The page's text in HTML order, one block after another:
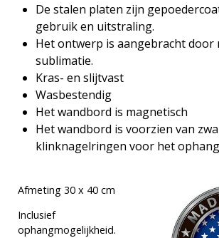
De stalen platen zijn
gebruik en uitstraling.
Het ontwerp is aangebracht door
sublimatie.
Kras- en slijtvast
Wasbestendig
Het wandbord is magnetisch
Het wandbord is voorzien van
klinknagelringen voor het
Afmeting 30 x 40 cm
Inclusief
ophangmogelijkheid.